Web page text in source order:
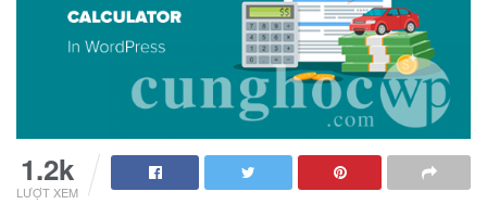
1.2k
LƯỢT XEM